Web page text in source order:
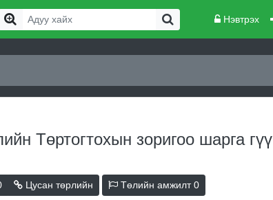
Нэвтрэх
Төртогтохын зоригоо шарга гүү
Цусан төрлийн Төлийн амжилт0